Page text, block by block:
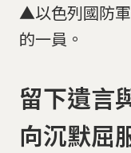
▲以色列國防
的一員。
留下遺言
向沉默屈